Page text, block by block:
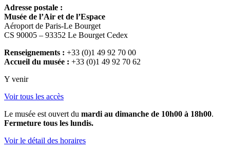
Adresse postale :
Musée de l’Air et de l’Espace
Aéroport de Paris-Le Bourget
CS 90005 – 93352 Le Bourget Cedex
Renseignements : +33 (0)1 49 92 70 00
Accueil du musée : +33 (0)1 49 92 70 62
Y venir
Voir tous les accès
Le musée est ouvert du mardi au dimanche de 10h00 à 18h00.
Fermeture tous les lundis.
Voir le détail des horaires